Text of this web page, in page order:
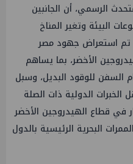
الرسمي، أن الجانبين
البيئة وتغير المناخ
تم استعراض جهود مصر
الأخضر، بما يساهم
السفن للوقود البديل، وسبل
الخبرات الدولية ذات الصلة
في قطاع الهيدروجين الأخضر
البحرية الرئيسية بالدول